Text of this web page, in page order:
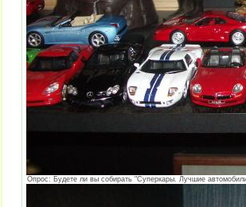
Опрос: Будете ли вы собирать "Суперкары. Лучшие